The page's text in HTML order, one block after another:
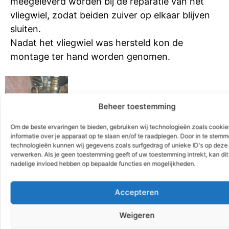
Beheer toestemming
Om de beste ervaringen te bieden, gebruiken wij technologieën zoals
informatie over je apparaat op te slaan en/of te raadplegen. Door in te
technologieën kunnen wij gegevens zoals surfgedrag of unieke ID's op deze
verwerken. Als je geen toestemming geeft of uw toestemming intrekt, kan
nadelige invloed hebben op bepaalde functies en mogelijkheden.
Accepteren
Weigeren
vliegwiel, zodat beiden zuiver op elkaar blijven
sluiten.
Nadat het vliegwiel was hersteld kon de
montage ter hand worden genomen.